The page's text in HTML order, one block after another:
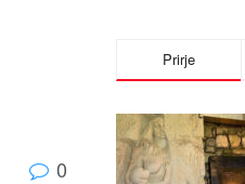
0
Prirje